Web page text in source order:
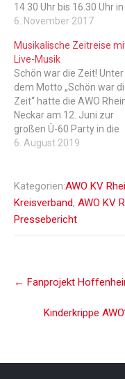
14.30 Uhr bis 16.30 Uhr in
der Cafeteria der AWO,
Weinheim statt. (Buslinie:
681,633, 634 Richtung
Gorxheimertal, Haltestelle
Burggasse)Das etwas
andere Kaffeekränzchen
ist eine Informations- und
Kontaktbörse für
Seniorinnen und Senioren,
6. November 2017
Musikalische Zeitreise
Live-Musik
Schön war die Zeit! Unter
dem Motto „Schön war
Zeit“ hatte die AWO
Neckar am 12. Juni zur
großen Ü-60 Party in die
Burggasse eingeladen.
bei Sonnenschein einen
unterhaltsamen
bei Kaffee und Kuchen. Die
6. August 2019
Kategorien:AWO KV
Kreisverband, AWO KV
Pressebericht
navigation
← Fanprojekt
Kinderkrippe